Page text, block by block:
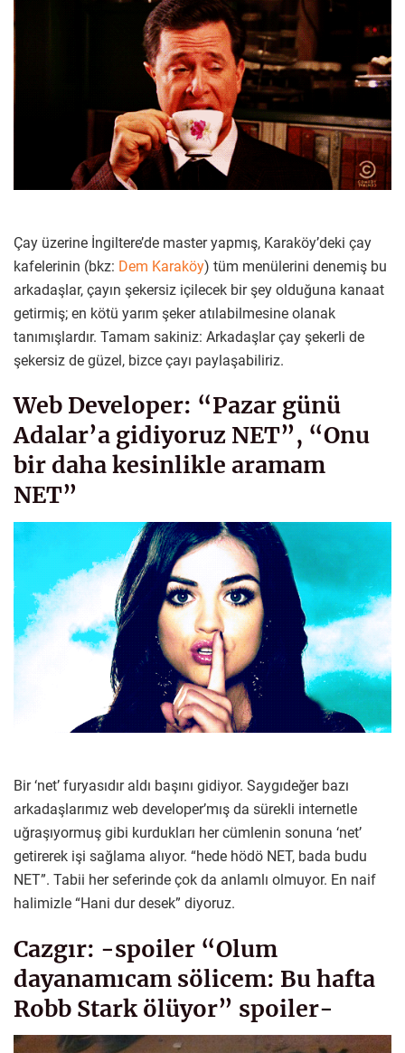
Çay üzerine İngiltere’de master yapmış, Karaköy’deki çay
kafelerinin (bkz: Dem Karaköy) tüm menülerini denemiş bu
arkadaşlar, çayın şekersiz içilecek bir şey olduğuna kanaat
getirmiş; en kötü yarım şeker atılabilmesine olanak
tanımışlardır. Tamam sakiniz: Arkadaşlar çay şekerli de
şekersiz de güzel, bizce çayı paylaşabiliriz.
Web Developer: “Pazar günü
Adalar’a gidiyoruz NET”, “Onu
bir daha kesinlikle aramam
NET”
Bir ‘net’ furyasıdır aldı başını gidiyor. Saygıdeğer bazı
arkadaşlarımız web developer’mış da sürekli internetle
uğraşıyormuş gibi kurdukları her cümlenin sonuna ‘net’
getirerek işi sağlama alıyor. “hede hödö NET, bada budu
NET”. Tabii her seferinde çok da anlamlı olmuyor. En naif
halimizle “Hani dur desek” diyoruz.
Cazgır: -spoiler “Olum
dayanamıcam sölicem: Bu hafta
Robb Stark ölüyor” spoiler-